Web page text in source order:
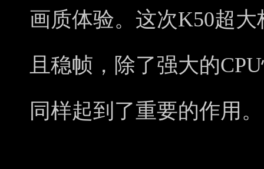
画质体验。这次K50超
且稳帧，除了强大的
同样起到了重要的作用。